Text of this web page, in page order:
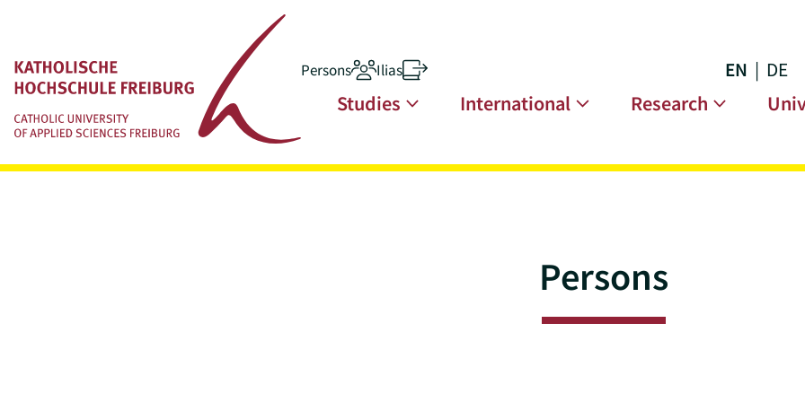
Jump to main content Main navigation
Persons Ilias EN DE
Studies International Research
Persons